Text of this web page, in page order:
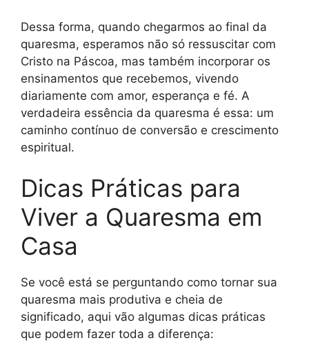
Dessa forma, quando chegarmos ao final da
quaresma, esperamos não só ressuscitar com
Cristo na Páscoa, mas também incorporar os
ensinamentos que recebemos, vivendo
diariamente com amor, esperança e fé. A
verdadeira essência da quaresma é essa: um
caminho contínuo de conversão e crescimento
espiritual.
Dicas Práticas para
Viver a Quaresma em
Casa
Se você está se perguntando como tornar sua
quaresma mais produtiva e cheia de
significado, aqui vão algumas dicas práticas
que podem fazer toda a diferença: